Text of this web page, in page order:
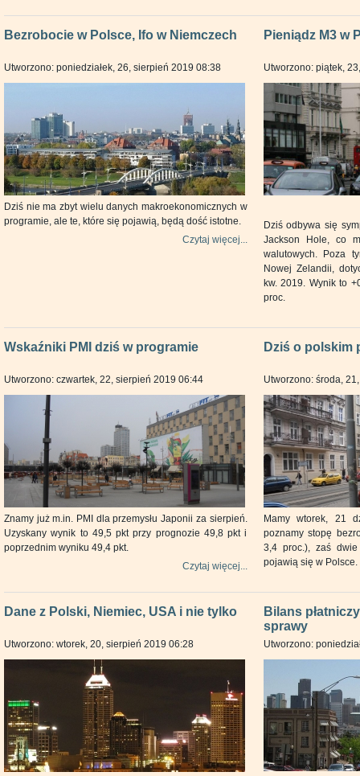
Bezrobocie w Polsce, Ifo w Niemczech
Utworzono: poniedziałek, 26, sierpień 2019 08:38
Dziś nie ma zbyt wielu danych makroekonomicznych w
programie, ale te, które się pojawią, będą dość istotne.
Czytaj więcej...
Pieniądz M3 w
Utworzono: piątek,
Dziś odbywa się
Jackson Hole, co
walutowych. Poza
Nowej Zelandii,
kw. 2019. Wynik to
proc.
Wskaźniki PMI dziś w programie
Utworzono: czwartek, 22, sierpień 2019 06:44
Znamy już m.in. PMI dla przemysłu Japonii za sierpień.
Uzyskany wynik to 49,5 pkt przy prognozie 49,8 pkt i
poprzednim wyniku 49,4 pkt.
Czytaj więcej...
Dziś o polskim
Utworzono: środa,
Mamy wtorek, 21
poznamy stopę
3,4 proc.), zaś
pojawią się w Polsce.
Dane z Polski, Niemiec, USA i nie tylko
Utworzono: wtorek, 20, sierpień 2019 06:28
Bilans
sprawy
Utworzono: